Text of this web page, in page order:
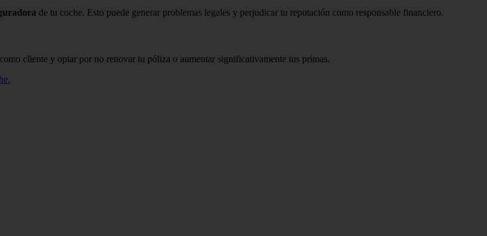
de tu coche. Esto puede generar problemas legales y perjudicar tu reputación como responsable financiero.
como cliente y optar por no renovar tu póliza o aumentar significativamente tus primas.